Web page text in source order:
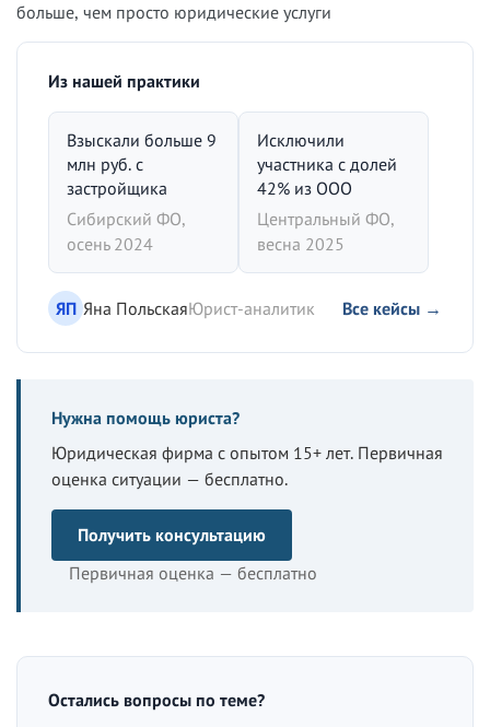
больше, чем просто юридические услуги
Из нашей практики
Взыскали больше 9
млн руб. с
застройщика
Сибирский ФО,
осень 2024
Исключили
участника с долей
42% из ООО
Центральный ФО,
весна 2025
ЯП Яна ПольскаяЮрист-аналитик Все кейсы →
Нужна помощь юриста?
Юридическая фирма с опытом 15+ лет. Первичная
оценка ситуации — бесплатно.
Получить консультацию
Первичная оценка — бесплатно
Остались вопросы по теме?